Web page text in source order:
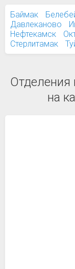
Баймак
Давлеканово
Нефтекамск
Стерлитамак
Отделения
на